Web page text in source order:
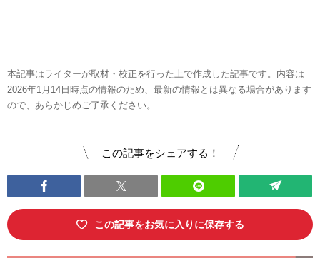
本記事はライターが取材・校正を行った上で作成した記事です。内容は
2026年1月14日時点の情報のため、最新の情報とは異なる場合があります
ので、あらかじめご了承ください。
この記事をシェアする！
この記事をお気に入りに保存する